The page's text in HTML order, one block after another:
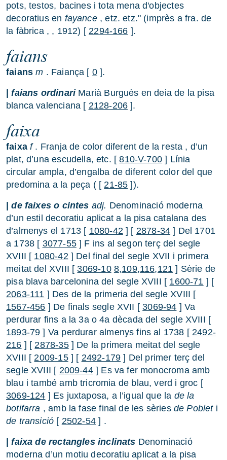
pots, testos, bacines i tota mena d'objectes
decoratius en fayance, etz. etz." (imprès a fra. de
la fàbrica , , 1912) [2294-166 ].
faians
faians m . Faiança [ 0 ].
|faians ordinariMarià Burguès en deia de la pisa
blanca valenciana [ 2128-206 ].
faixa
faixa f. Franja de color diferent de la resta , d’un
plat, d’una escudella, etc. [810-V-700 ] Línia
circular ampla, d’engalba de diferent color del que
predomina a la peça ( [21-85 ]).
|de faixes o cintes adj. Denominació moderna
d’un estil decoratiu aplicat a la pisa catalana des
d’almenys el 1713 [ 1080-42] [ 2878-34 ] Del 1701
a 1738 [ 3077-55] F ins al segon terç del segle
XVIII [ 1080-42] Del final del segle XVII i primera
meitat del XVIII [3069-10 8,109,116,121 ] Sèrie de
pisa blava barcelonina del segle XVIII [ 1600-71 ] [
2063-111 ] Des de la primeria del segle XVIII [
1567-456 ] De finals segle XVII [3069-94 ] Va
perdurar fins a la 3a o 4a dècada del segle XVIII [
1893-79 ] Va perdurar almenys fins al 1738 [2492-
216 ] [2878-35] De la primera meitat del segle
XVIII [2009-15] [ 2492-179 ] Del primer terç del
segle XVIII [ 2009-44] Es va fer monocroma amb
blau i també amb tricromia de blau, verd i groc [
3069-124 ] Es juxtaposa, a l’igual que la de la
botifarra , amb la fase final de les sèries de Pobleti
de transició [ 2502-54] .
|faixa de rectangles inclinats Denominació
moderna d’un motiu decoratiu aplicat a la pisa